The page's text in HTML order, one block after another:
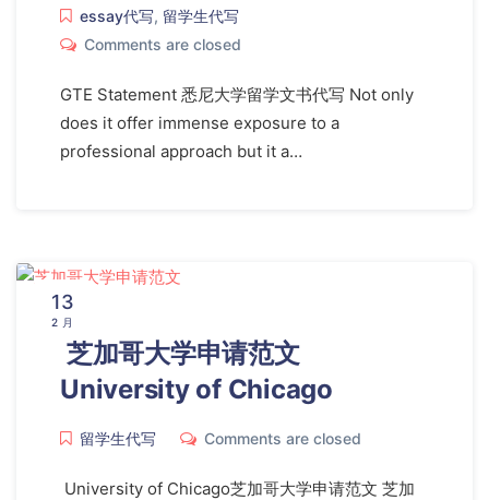
essay代写, 留学生代写
Comments are closed
GTE Statement 悉尼大学留学文书代写 Not only
does it offer immense exposure to a
professional approach but it a…
13
2 月
芝加哥大学申请范文
University of Chicago
留学生代写 Comments are closed
University of Chicago芝加哥大学申请范文 芝加